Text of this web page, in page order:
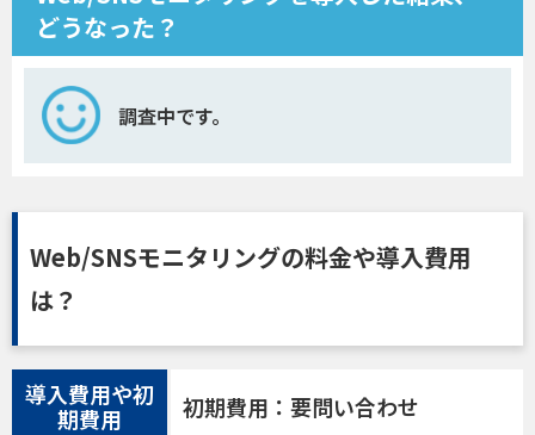
どうなった？
調査中です。
Web/SNSモニタリングの料金や導入費用
は？
導入費用や初
期費用
初期費用：要問い合わせ